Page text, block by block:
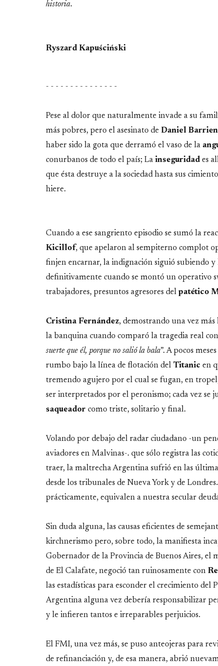
historia.
Ryszard Kapuściński
- - - - - - - - - - - - - - -
Pese al dolor que naturalmente invade a su
más pobres, pero el asesinato de Daniel
haber sido la gota que derramó el vaso de la
conurbanos de todo el país; La inseguridad es
que ésta destruye a la sociedad hasta sus
hiere.
Cuando a ese sangriento episodio se sumó la
Kicillof, que apelaron al sempiterno complot
finjen encarnar, la indignación siguió subiendo
definitivamente cuando se montó un operativo
trabajadores, presuntos agresores del patético
Cristina Fernández, demostrando una vez más
la banquina cuando comparó la tragedia real
suerte que él, porque no salió la bala”. A pocos
rumbo bajo la línea de flotación del Titanic en
tremendo agujero por el cual se fugan, en
ser interpretados por el peronismo; cada vez se
saqueador como triste, solitario y final.
Volando por debajo del radar ciudadano -un
aviadores en Malvinas-. que sólo registra las
traer, la maltrecha Argentina sufrió en las
desde los tribunales de Nueva York y de
prácticamente, equivalen a nuestra secular
Sin duda alguna, las causas eficientes de
kirchnerismo pero, sobre todo, la manifiesta
Gobernador de la Provincia de Buenos Aires,
de El Calafate, negoció tan ruinosamente con
las estadísticas para esconder el crecimiento del
Argentina alguna vez debería responsabilizar
y le infieren tantos e irreparables perjuicios.
El FMI, una vez más, se puso anteojeras para
de refinanciación y, de esa manera, abrió